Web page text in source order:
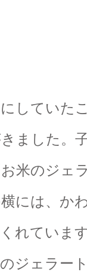
していた
ました。
米のジェ
には、か
れていま
ジェラー